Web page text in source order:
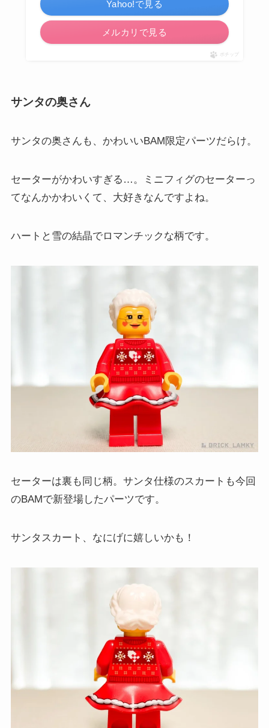
Yahoo!で見る
メルカリで見る
ポチップ
サンタの奥さん
サンタの奥さんも、かわいいBAM限定パーツだらけ。
セーターがかわいすぎる…。ミニフィグのセーターっ
てなんかかわいくて、大好きなんですよね。
ハートと雪の結晶でロマンチックな柄です。
セーターは裏も同じ柄。サンタ仕様のスカートも今回
のBAMで新登場したパーツです。
サンタスカート、なにげに嬉しいかも！